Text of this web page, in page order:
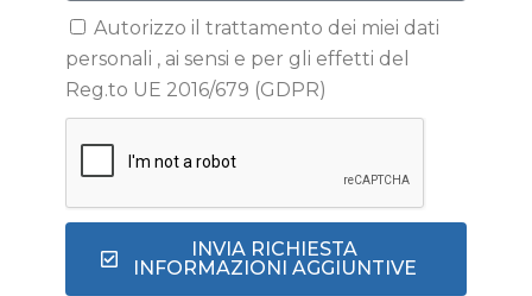
Autorizzo il trattamento dei miei dati
personali , ai sensi e per gli effetti del
Reg.to UE 2016/679 (GDPR)
INVIA RICHIESTA
INFORMAZIONI AGGIUNTIVE